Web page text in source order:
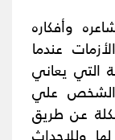
وأفكاره
عندما
التي يعاني
الشخص علي
عن طريق